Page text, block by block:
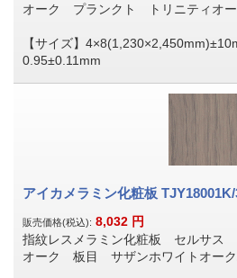
オーク プランクト トリニティオー
【サイズ】
0.95±0.11mm
アイカメラミン化粧板
販売価格(税込): 8,032 円
指紋レスメラミン化粧板 セルサス
オーク 板目 サザンホワイトオーク